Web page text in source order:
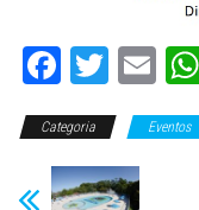
Fa
ce
bo
ok
T
wi
tt
er
E
m
ail
Categoria Eventos